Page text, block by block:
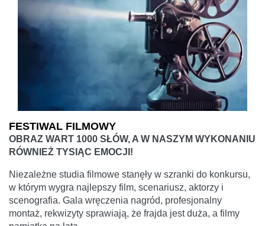
FESTIWAL FILMOWY
OBRAZ WART 1000 SŁÓW, A W NASZYM WYKONANIU
RÓWNIEŻ TYSIĄC EMOCJI!
Niezależne studia filmowe stanęły w szranki do konkursu,
w którym wygra najlepszy film, scenariusz, aktorzy i
scenografia. Gala wręczenia nagród, profesjonalny
montaż, rekwizyty sprawiają, że frajda jest duża, a filmy